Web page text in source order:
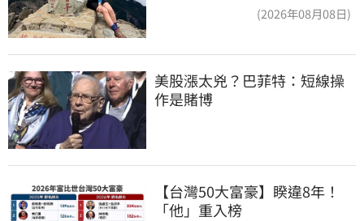
(2026年08月08日)
美股漲太兇？巴菲特：短線操
作是賭博
【台灣50大富豪】睽違8年！
「他」重入榜